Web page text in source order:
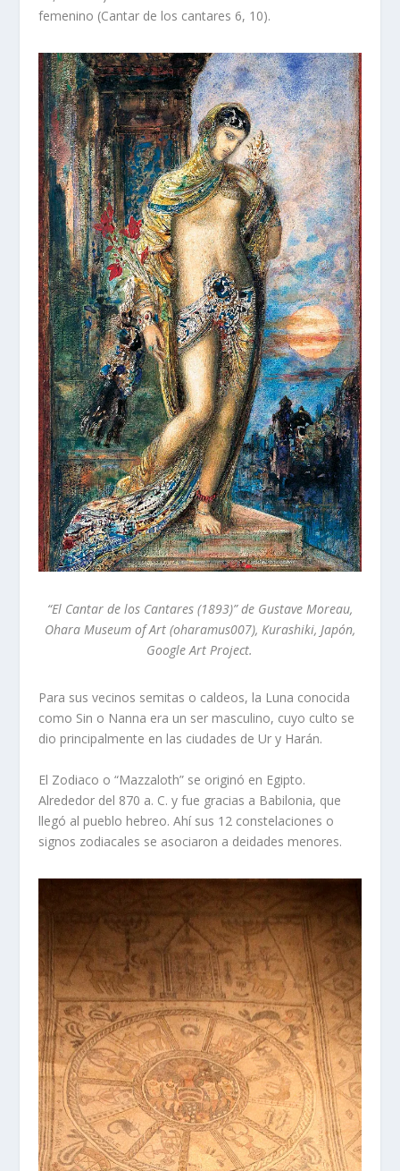
femenino (Cantar de los cantares 6, 10).
“El Cantar de los Cantares (1893)” de Gustave Moreau,
Ohara Museum of Art (oharamus007), Kurashiki, Japón,
Google Art Project.
Para sus vecinos semitas o caldeos, la Luna conocida
como Sin o Nanna era un ser masculino, cuyo culto se
dio principalmente en las ciudades de Ur y Harán.
El Zodiaco o “Mazzaloth” se originó en Egipto.
Alrededor del 870 a. C. y fue gracias a Babilonia, que
llegó al pueblo hebreo. Ahí sus 12 constelaciones o
signos zodiacales se asociaron a deidades menores.